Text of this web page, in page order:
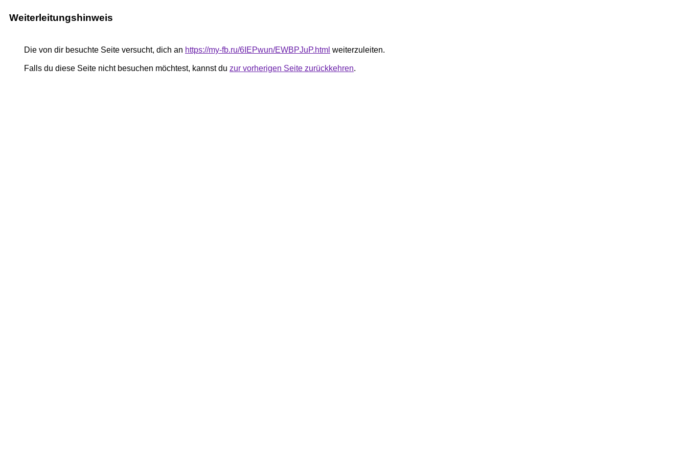
Weiterleitungshinweis
Die von dir besuchte Seite versucht, dich an https://my-fb.ru/6IEPwun/EWBPJuP.html weiterzuleiten.
Falls du diese Seite nicht besuchen möchtest, kannst du zur vorherigen Seite zurückkehren.